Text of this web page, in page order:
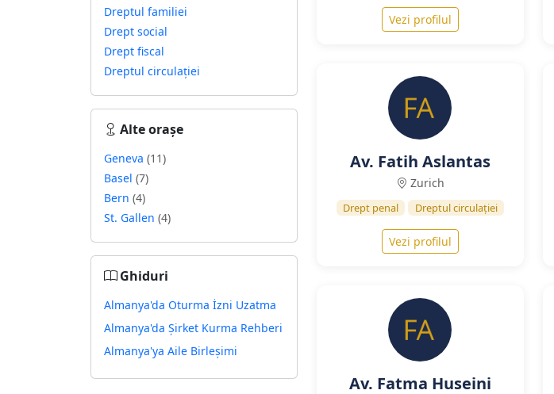
Dreptul familiei
Drept social
Drept fiscal
Dreptul circulației
Alte orașe
Geneva (11)
Basel (7)
Bern (4)
St. Gallen (4)
Ghiduri
Almanya'da Oturma İzni Uzatma
Almanya'da Şirket Kurma Rehberi
Almanya'ya Aile Birleşimi
Vezi profilul
Av. Fatih Aslantas
Zurich
Drept penal Dreptul circulației
Vezi profilul
Av. Fatma Huseini